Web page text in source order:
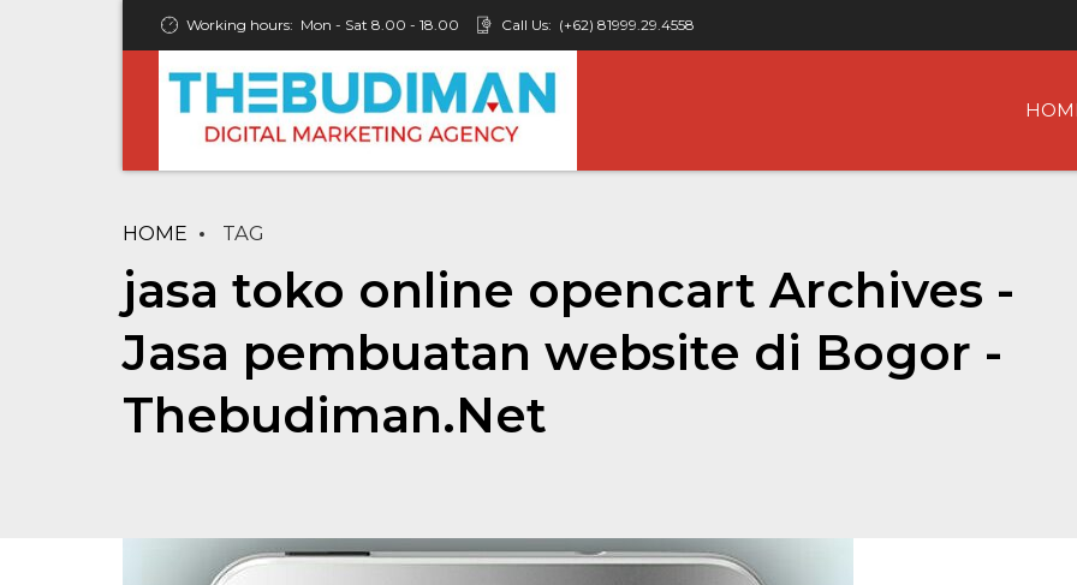
Working hours: Mon - Sat 8.00 - 18.00 Call Us: (+62) 81999.29.4558
HOME TAG
jasa toko online opencart Archives -
Jasa pembuatan website di Bogor -
Thebudiman.Net